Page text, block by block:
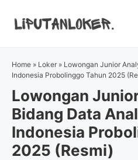
Home » Loker » Lowongan Junior
Indonesia Probolinggo Tahun 2025
Lowongan
Bidang Data
Indonesia
2025 (Resmi)